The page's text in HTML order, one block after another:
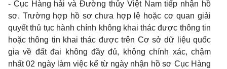
- Cục Hàng hải và Đường thủy Việt Nam tiếp nhận hồ
sơ. Trường hợp hồ sơ chưa hợp lệ hoặc cơ quan giải
quyết thủ tục hành chính không khai thác được thông tin
hoặc thông tin khai thác được trên Cơ sở dữ liệu quốc
gia về đất đai không đầy đủ, không chính xác, chậm
nhất 02 ngày làm việc kể từ ngày nhận hồ sơ Cục Hàng